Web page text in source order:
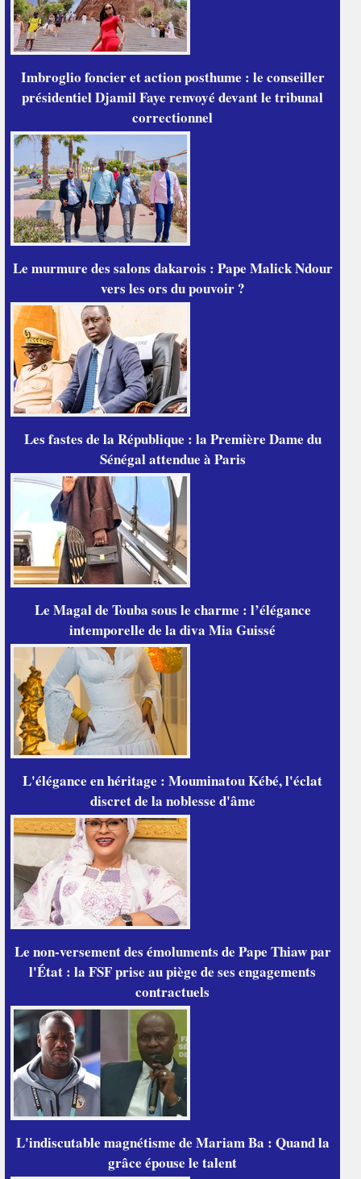
Imbroglio foncier et action posthume : le conseiller
présidentiel Djamil Faye renvoyé devant le tribunal
correctionnel
Le murmure des salons dakarois : Pape Malick Ndour
vers les ors du pouvoir ?
Les fastes de la République : la Première Dame du
Sénégal attendue à Paris
Le Magal de Touba sous le charme : l’élégance
intemporelle de la diva Mia Guissé
L'élégance en héritage : Mouminatou Kébé, l'éclat
discret de la noblesse d'âme
Le non-versement des émoluments de Pape Thiaw par
l'État : la FSF prise au piège de ses engagements
contractuels
L'indiscutable magnétisme de Mariam Ba : Quand la
grâce épouse le talent